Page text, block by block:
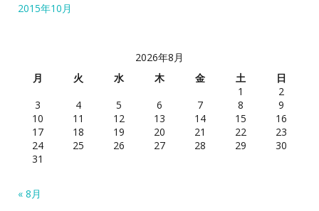
2015年10月
2026年8月
月
火 水 木 金 土
日
1
2
3
4 5 6 7 8
9
10
11 12 13 14 15
16
17
18 19 20 21 22
23
24
25 26 27 28 29
30
31
« 8月